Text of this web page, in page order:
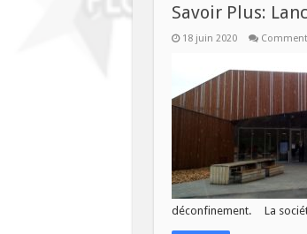
Savoir Plus:
18 juin 2020
déconfinement. La